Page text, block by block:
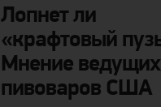
Лопнет ли
«крафтовый
Мнение ведущих
пивоваров США